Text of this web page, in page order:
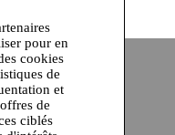
en ligne sécurisé
pour en
cookies
de
et
de
ciblés